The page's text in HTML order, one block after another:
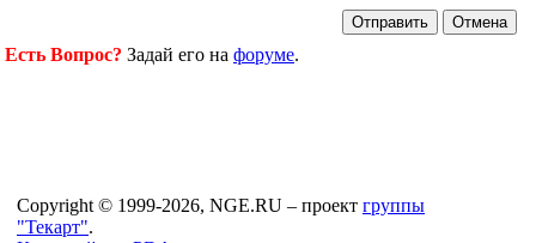
Есть Вопрос? Задай его на форуме.
Copyright © 1999-2026, NGE.RU – проект группы
"Текарт".